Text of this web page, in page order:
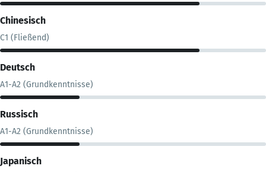
Chinesisch
C1 (Fließend)
Deutsch
A1-A2 (Grundkenntnisse)
Russisch
A1-A2 (Grundkenntnisse)
Japanisch